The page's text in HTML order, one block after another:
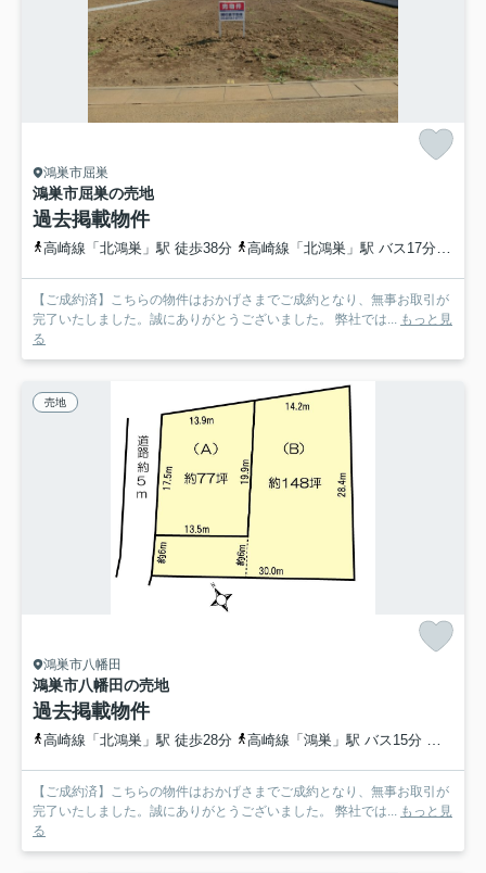
鴻巣市屈巣
鴻巣市屈巣の売地
過去掲載物件
高崎線「北鴻巣」駅 徒歩38分 高崎線「北鴻巣」駅 バス17分 埼玉県鴻巣市「上谷田南」 停歩6分
【ご成約済】こちらの物件はおかげさまでご成約となり、無事お取引が
完了いたしました。誠にありがとうございました。 弊社では...
もっと見
る
売地
鴻巣市八幡田
鴻巣市八幡田の売地
過去掲載物件
高崎線「北鴻巣」駅 徒歩28分 高崎線「鴻巣」駅 バス15分 フラワーバス「八幡田」 停歩1分
【ご成約済】こちらの物件はおかげさまでご成約となり、無事お取引が
完了いたしました。誠にありがとうございました。 弊社では...
もっと見
る